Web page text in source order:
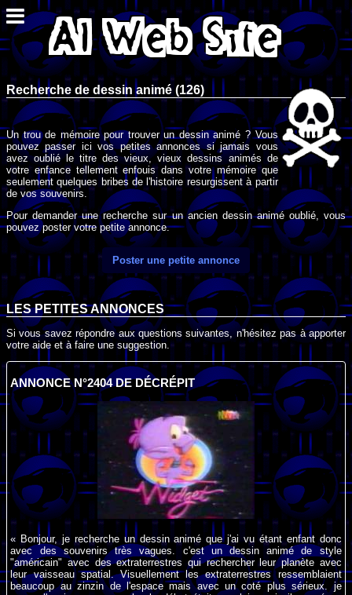
Recherche de dessin animé (126)
Un trou de mémoire pour trouver un dessin animé ? Vous
pouvez passer ici vos petites annonces si jamais vous
avez oublié le titre des vieux, vieux dessins animés de
votre enfance tellement enfouis dans votre mémoire que
seulement quelques bribes de l'histoire resurgissent à partir
de vos souvenirs.
Pour demander une recherche sur un ancien dessin animé oublié, vous
pouvez poster votre petite annonce.
Poster une petite annonce
LES PETITES ANNONCES
Si vous savez répondre aux questions suivantes, n'hésitez pas à apporter
votre aide et à faire une suggestion.
ANNONCE N°2404 DE DÉCRÉPIT
« Bonjour, je recherche un dessin animé que j'ai vu étant enfant donc
avec des souvenirs très vagues. c'est un dessin animé de style
"américain" avec des extraterrestres qui rechercher leur planète avec
leur vaisseau spatial. Visuellement les extraterrestres ressemblaient
beaucoup au zinzin de l'espace mais avec un coté plus sérieux. je